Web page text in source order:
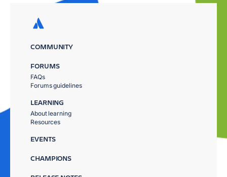
COMMUNITY
FORUMS
FAQs
Forums guidelines
LEARNING
About learning
Resources
EVENTS
CHAMPIONS